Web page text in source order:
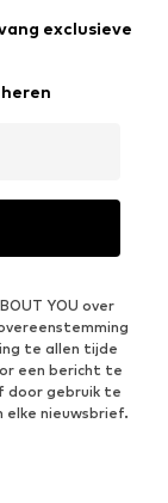
exclusieve
YOU over
te allen tijde
een bericht te
door gebruik te
elke nieuwsbrief.